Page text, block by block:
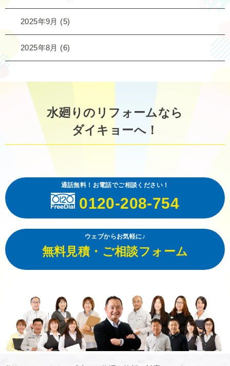
2025年9月 (5)
2025年8月 (6)
水廻りのリフォームなら
ダイキョーへ！
通話無料！お電話でご相談ください！
0120-208-754
ウェブからお気軽に♪
無料見積・ご相談フォーム